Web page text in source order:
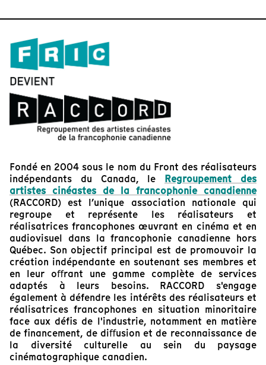
Fondé en 2004 sous le nom du Front des réalisateurs
indépendants du Canada, le Regroupement des
artistes cinéastes de la francophonie canadienne
(RACCORD) est l’unique association nationale qui
regroupe et représente les réalisateurs et
réalisatrices francophones œuvrant en cinéma et en
audiovisuel dans la francophonie canadienne hors
Québec. Son objectif principal est de promouvoir la
création indépendante en soutenant ses membres et
en leur oﬀrant une gamme complète de services
adaptés à leurs besoins. RACCORD s'engage
également à défendre les intérêts des réalisateurs et
réalisatrices francophones en situation minoritaire
face aux déﬁs de l'industrie, notamment en matière
de ﬁnancement, de diﬀusion et de reconnaissance de
la diversité culturelle au sein du paysage
cinématographique canadien.